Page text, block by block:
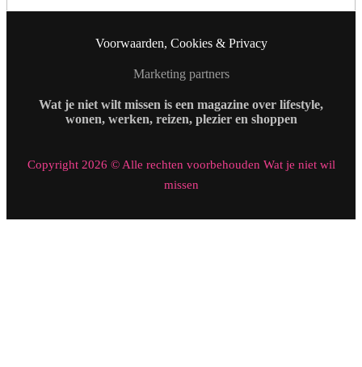
Voorwaarden, Cookies & Privacy
Marketing partners
Wat je niet wilt missen is een magazine over lifestyle,
wonen, werken, reizen, plezier en shoppen
Copyright 2026 © Alle rechten voorbehouden Wat je niet wil
missen